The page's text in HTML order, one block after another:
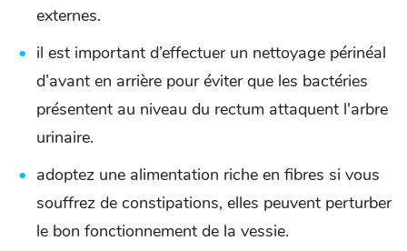
externes.
il est important d’effectuer un nettoyage périnéal
d’avant en arrière pour éviter que les bactéries
présentent au niveau du rectum attaquent l'arbre
urinaire.
adoptez une alimentation riche en fibres si vous
souffrez de constipations, elles peuvent perturber
le bon fonctionnement de la vessie.